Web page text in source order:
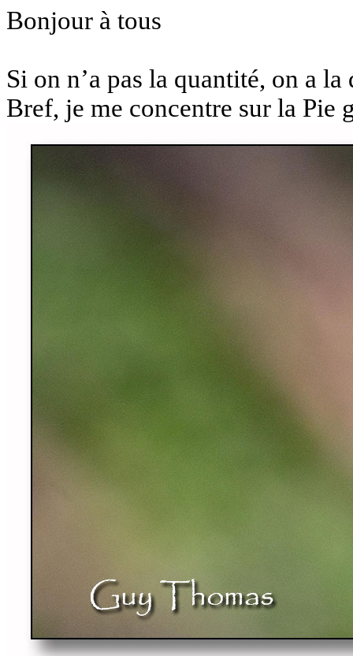
Bonjour à tous
Si on n’a pas la quantité, on a
Bref, je me concentre sur la Pie